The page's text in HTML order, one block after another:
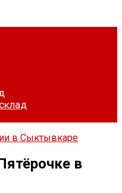
в Сыктывкаре
в